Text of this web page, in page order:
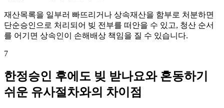
재산목록을 일부러 빠뜨리거나 상속재산을 함부로 처분하면
단순승인으로 처리되어 빚 전부를 떠안을 수 있고, 청산 순서
를 어기면 상속인이 손해배상 책임을 질 수 있습니다.
7
한정승인 후에도 빚 받나요와 혼동하기
쉬운 유사절차와의 차이점